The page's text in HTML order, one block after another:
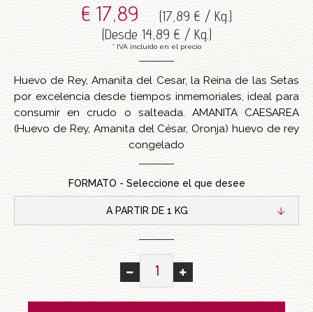
€ 17,89 (17,89 € / Kg.)
(Desde 14,89 € / Kg.)
* IVA incluido en el precio
Huevo de Rey, Amanita del Cesar, la Reina de las Setas
por excelencia desde tiempos inmemoriales, ideal para
consumir en crudo o salteada. AMANITA CAESAREA
(Huevo de Rey, Amanita del César, Oronja) huevo de rey
congelado
FORMATO - Seleccione el que desee
A PARTIR DE 1 KG